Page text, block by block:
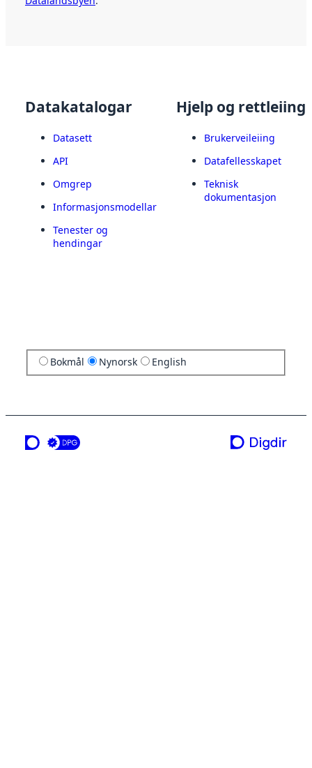
Datakatalogar
Datasett
API
Omgrep
Informasjonsmodellar
Tenester og
hendingar
Hjelp og rettleiing
Brukerveileiing
Datafellesskapet
Teknisk
dokumentasjon
Bokmål Nynorsk English